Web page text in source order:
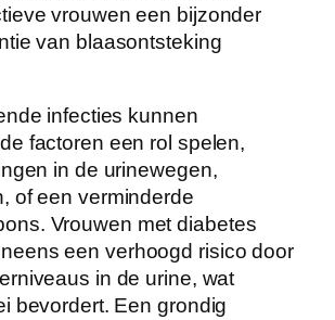
vrouwen een bijzonder
van blaasontsteking
infecties kunnen
factoren een rol spelen,
in de urinewegen,
of een verminderde
Vrouwen met diabetes
een verhoogd risico door
in de urine, wat
bevordert. Een grondig